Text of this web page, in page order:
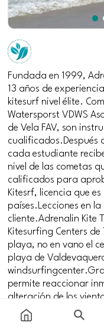
Fundada en 1999,
13 años de
kitesurf nivel élite.
Watersporst VDWS
de Vela FAV, son
cualificados.Después
cada estudiante
nivel de las cometas
calificados para
Kitesrf, licencia que
países.Lecciones en
cliente.Adrenalin Kite
Kitesurfing Centers
playa, no en vano el
playa de
permite reaccionar
alteración de los
rápidamente de
infraestructura muy